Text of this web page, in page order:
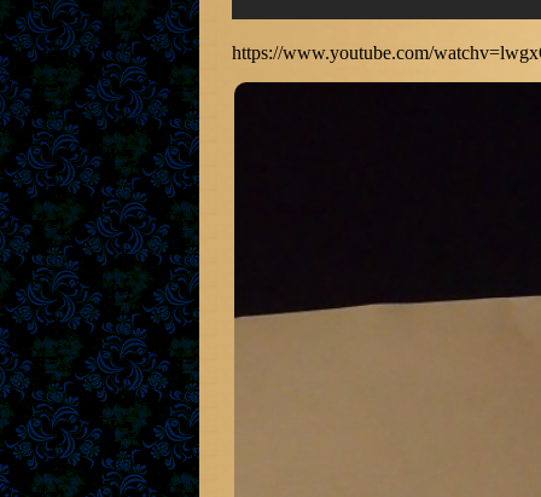
https://www.youtube.com/